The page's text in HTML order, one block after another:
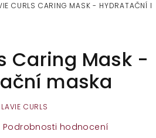
CURLS CARING MASK - HYDRATAČNÍ
Caring Mask -
maska
LAVIE CURLS
Podrobnosti hodnocení